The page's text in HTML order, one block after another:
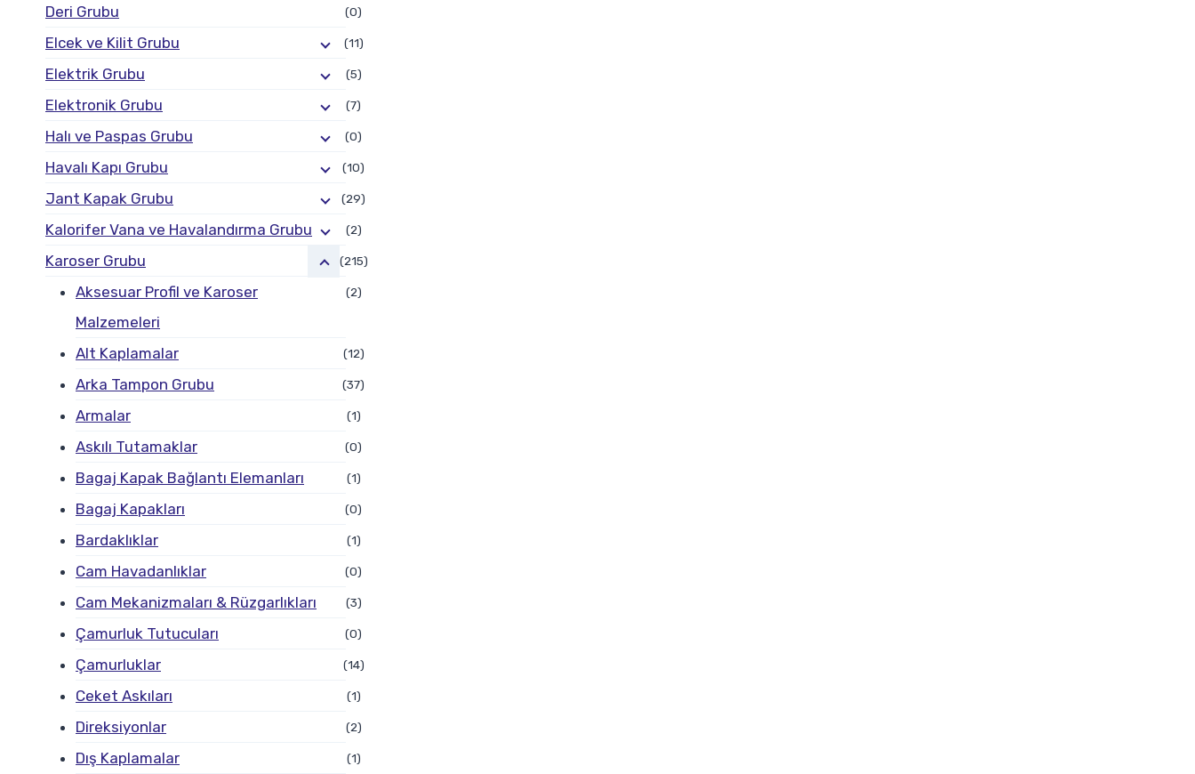
Deri Grubu (0)
Elcek ve Kilit Grubu (11)
Elektrik Grubu (5)
Elektronik Grubu (7)
Halı ve Paspas Grubu (0)
Havalı Kapı Grubu (10)
Jant Kapak Grubu (29)
Kalorifer Vana ve Havalandırma Grubu (2)
Karoser Grubu (215)
Aksesuar Profil ve Karoser
Malzemeleri
(2)
Alt Kaplamalar (12)
Arka Tampon Grubu (37)
Armalar (1)
Askılı Tutamaklar (0)
Bagaj Kapak Bağlantı Elemanları (1)
Bagaj Kapakları (0)
Bardaklıklar (1)
Cam Havadanlıklar (0)
Cam Mekanizmaları & Rüzgarlıkları (3)
Çamurluk Tutucuları (0)
Çamurluklar (14)
Ceket Askıları (1)
Direksiyonlar (2)
Dış Kaplamalar (1)